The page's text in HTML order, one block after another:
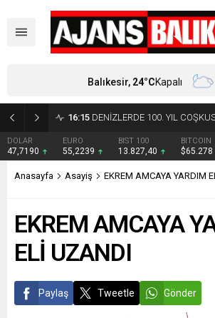
16:15 DENİZLERDE 100. YIL
DOLAR
47,7190
EURO
55,2239
BIST 100
13.827,40
BITCOIN
$65.278
Balıkesir, 24°CKapalı
Anasayfa Asayiş EKREM AMCAYA YARDIM
EKREM AMCAYA
ELİ UZANDI
Paylaş Tweetle Gönder